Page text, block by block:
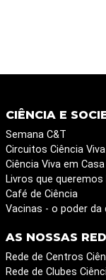
CIÊNCIA E
Semana C&T
Circuitos Ciência Viva
Ciência Viva em Casa
Livros que queremos
Café de Ciência
Vacinas - o poder da
AS NOSSAS
Rede de Centros
Rede de Clubes